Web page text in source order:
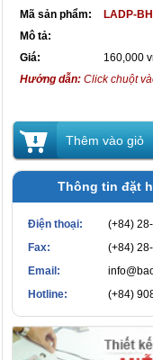
Mã sản phẩm:
LADP-
Mô tả:
Giá:
160,000
Hướng dẫn: Click chuột
Thêm vào giỏ
Thông tin đặt
Điện thoại:
(+84)
Fax:
(+84)
Email:
Hotline:
(+84)